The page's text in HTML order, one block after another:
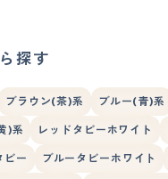
探す
ブラウン(茶)系 ブルー(青)系
)系 レッドタビーホワイト
ビー ブルータビーホワイト